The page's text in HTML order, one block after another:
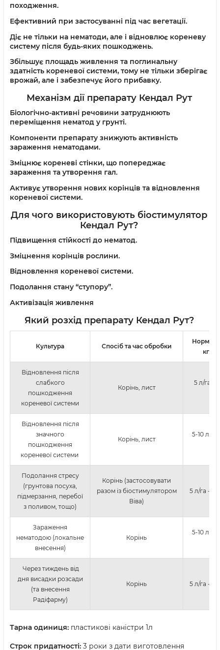
походження.
Ефективний при застосуванні під час вегетації.
Діє не тільки на нематоди, але і відновлює кореневу
систему після будь-яких пошкоджень.
Збільшує площадь живлення та поглинальну
здатність кореневої системи, тому не тільки зберігає
врожай, але і забезпечує його прибавку.
Механізм дії препарату Кендал Рут
Біологічно-активні речовини затруднюють
переміщення нематод у грунті.
Компоненти препарату знижують активність
зараження нематодами.
Зміцнює кореневі стінки, що попереджає
зараження та утворення гал.
Активує утворення нових корінців та відновлення
кореневої системи.
Для чого використовують біостимулятор
Кендал Рут?
Підвищення стійкості до нематод.
Зміцнення корінців рослини.
Відновлення кореневої системи.
Подолання стану “ступору”.
Активізація живлення
Який розхід препарату Кендал Рут?
Культура Спосіб та час обробки
Норма
кг/л/
Відновлення після
слабкого
пошкодження
кореневої системи
Корінь, лист
5 л/га -
Відновлення після
значного
пошкодження
кореневої системи
Корінь, лист
5-10 л/га
Подолання стресу
(грунтова посуха,
підмерзання, перебої
з поливом, тощо)
Корінь (застосовувати
разом із біостимулятором
Віва)
5 л/га -
Зараження
нематодою (локальне
внесення)
Корінь
5-10 л/га
Через тиждень від
дня висадки розсади
(та внесення
Радіфарму)
Корінь 5 л/га -
Тарна одиниця: пластикові каністри 1л
Строк придатності: 3 роки з дати виготовлення